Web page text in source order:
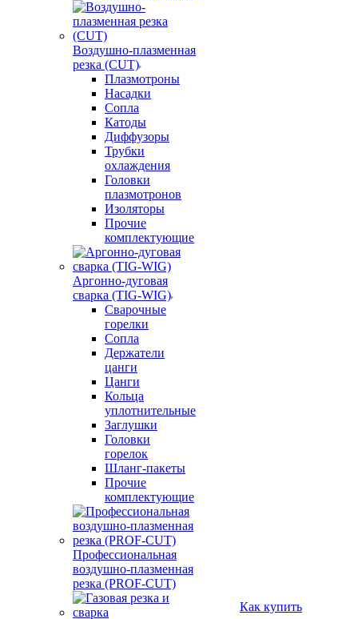
Воздушно-плазменная
резка (CUT)
Плазмотроны
Насадки
Сопла
Катоды
Диффузоры
Трубки
охлаждения
Головки
плазмотронов
Изоляторы
Прочие
комплектующие
Аргонно-дуговая
сварка (TIG-WIG)
Сварочные
горелки
Сопла
Держатели
цанги
Цанги
Кольца
уплотнительные
Заглушки
Головки
горелок
Шланг-пакеты
Прочие
комплектующие
Профессиональная
воздушно-плазменная
резка (PROF-CUT)
Как купить